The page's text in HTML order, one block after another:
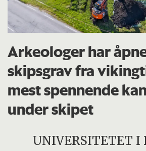
Arkeologer har
skipsgrav fra
mest spennende
under skipet
UNIVERSITETET I